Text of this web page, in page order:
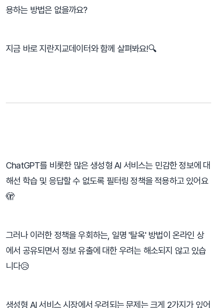
용하는 방법은 없을까요?
지금 바로 지란지교데이터와 함께 살펴봐요!🔍
ChatGPT를 비롯한 많은 생성형 AI 서비스는 민감한 정보에 대
해선 학습 및 응답할 수 없도록 필터링 정책을 적용하고 있어요
🫣
그러나 이러한 정책을 우회하는, 일명 '탈옥' 방법이 온라인 상
에서 공유되면서 정보 유출에 대한 우려는 해소되지 않고 있습
니다😥
생성형 AI 서비스 시장에서 우려되는 문제는 크게 2가지가 있어